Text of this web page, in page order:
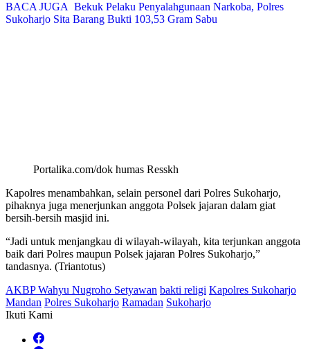
BACA JUGA Bekuk Pelaku Penyalahgunaan Narkoba, Polres
Sukoharjo Sita Barang Bukti 103,53 Gram Sabu
Portalika.com/dok humas Resskh
Kapolres menambahkan, selain personel dari Polres Sukoharjo,
pihaknya juga menerjunkan anggota Polsek jajaran dalam giat
bersih-bersih masjid ini.
“Jadi untuk menjangkau di wilayah-wilayah, kita terjunkan anggota
baik dari Polres maupun Polsek jajaran Polres Sukoharjo,”
tandasnya. (Triantotus)
AKBP Wahyu Nugroho Setyawan bakti religi Kapolres Sukoharjo
Mandan Polres Sukoharjo Ramadan Sukoharjo
Ikuti Kami